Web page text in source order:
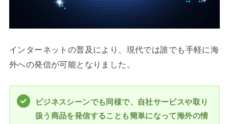
インターネットの普及により、現代では誰でも手軽に海
外への発信が可能となりました。
ビジネスシーンでも同様で、自社サービスや取り
扱う商品を発信することも簡単になって海外の情